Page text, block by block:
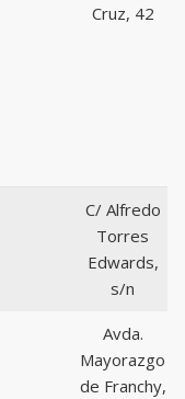
Cruz, 42
C/ Alfredo
Torres
Edwards,
s/n
Avda.
Mayorazgo
de Franchy,